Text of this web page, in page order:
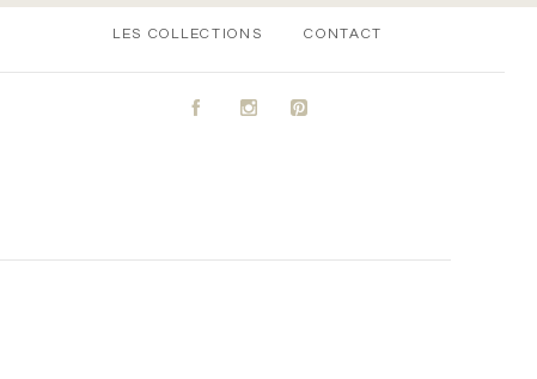
LES COLLECTIONS CONTACT
A C D